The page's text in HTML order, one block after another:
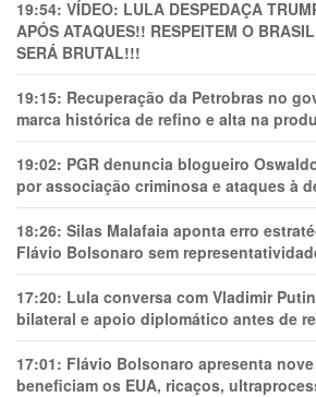
19:54: VÍDEO: LULA DESPEDAÇA
APÓS ATAQUES!! RESPEITEM O
SERÁ BRUTAL!!!
19:15: Recuperação da Petrobras no
marca histórica de refino e alta na
19:02: PGR denuncia blogueiro
por associação criminosa e ataques à
18:26: Silas Malafaia aponta erro
Flávio Bolsonaro sem
17:20: Lula conversa com Vladimir
bilateral e apoio diplomático antes de
17:01: Flávio Bolsonaro apresenta
beneficiam os EUA, ricaços,